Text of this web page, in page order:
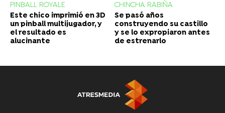
PINBALL ROYALE
Este chico imprimió en 3D
un pinball multijugador, y
el resultado es
alucinante
CHINCHA RABIÑA
Se pasó años
construyendo su castillo
y se lo expropiaron antes
de estrenarlo